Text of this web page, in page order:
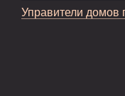
Управители домов